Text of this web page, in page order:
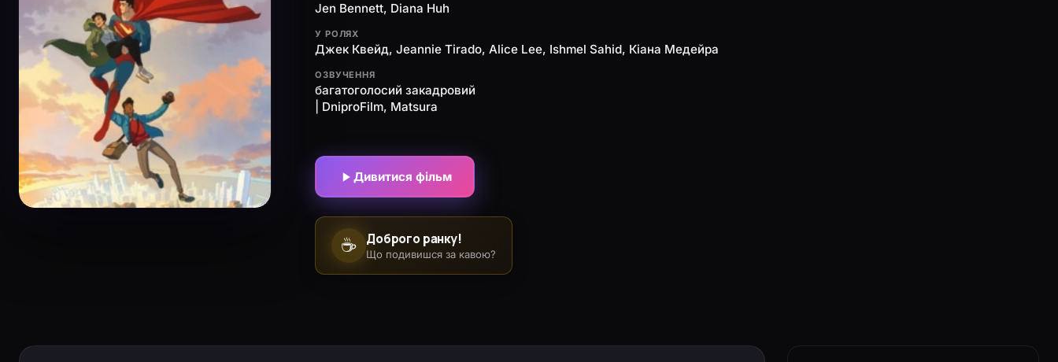
Jen Bennett, Diana Huh
У РОЛЯХ
Джек Квейд, Jeannie Tirado, Alice Lee, Ishmel Sahid, Кіана Медейра
ОЗВУЧЕННЯ
багатоголосий закадровий
| DniproFilm, Matsura
Дивитися фільм
☕ Доброго ранку!
Що подивишся за кавою?